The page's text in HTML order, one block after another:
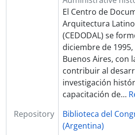
El Centro de
Arquitectura
(CEDODAL) se
diciembre de
Buenos Aires, con
contribuir al
investigación
capacitación de…
Repository
Biblioteca del
(Argentina)